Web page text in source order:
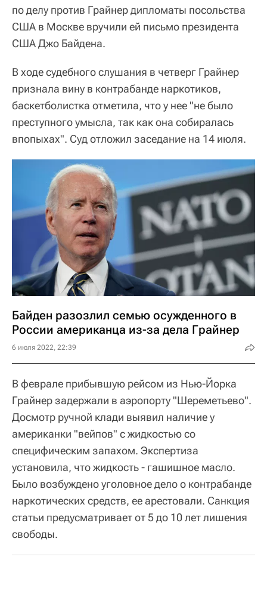
по делу против Грайнер дипломаты посольства
США в Москве вручили ей письмо президента
США Джо Байдена.
В ходе судебного слушания в четверг Грайнер
признала вину в контрабанде наркотиков,
баскетболистка отметила, что у нее "не было
преступного умысла, так как она собиралась
впопыхах". Суд отложил заседание на 14 июля.
Байден разозлил семью осужденного в
России американца из-за дела Грайнер
6 июля 2022, 22:39
В феврале прибывшую рейсом из Нью-Йорка
Грайнер задержали в аэропорту "Шереметьево".
Досмотр ручной клади выявил наличие у
американки "вейпов" с жидкостью со
специфическим запахом. Экспертиза
установила, что жидкость - гашишное масло.
Было возбуждено уголовное дело о контрабанде
наркотических средств, ее арестовали. Санкция
статьи предусматривает от 5 до 10 лет лишения
свободы.